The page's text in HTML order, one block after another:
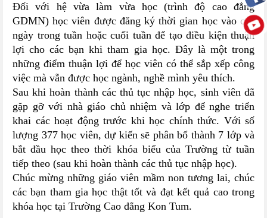
Đối với hệ vừa làm vừa học (trình độ cao đẳng
GDMN) học viên được đăng ký thời gian học vào các
ngày trong tuần hoặc cuối tuần để tạo điều kiện thuận
lợi cho các bạn khi tham gia học. Đây là một trong
những điểm thuận lợi để học viên có thể sắp xếp công
việc mà vẫn được học ngành, nghề mình yêu thích.
Sau khi hoàn thành các thủ tục nhập học, sinh viên đã
gặp gỡ với nhà giáo chủ nhiệm và lớp để nghe triển
khai các hoạt động trước khi học chính thức. Với số
lượng 377 học viên, dự kiến sẽ phân bổ thành 7 lớp và
bắt đầu học theo thời khóa biểu của Trường từ tuần
tiếp theo (sau khi hoàn thành các thủ tục nhập học).
Chúc mừng những giáo viên mầm non tương lai, chúc
các bạn tham gia học thật tốt và đạt kết quả cao trong
khóa học tại Trường Cao đẳng Kon Tum.